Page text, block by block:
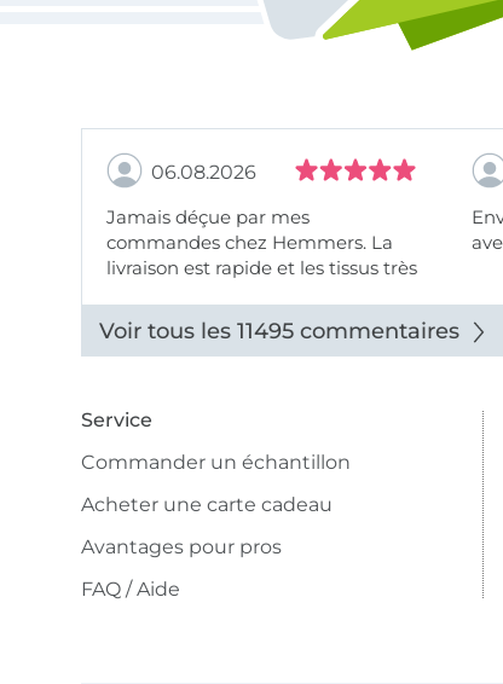
06.08.2026
Jamais déçue par mes
commandes chez Hemmers. La
livraison est rapide et les tissus très
Voir tous les 11495 commentaires
Service
Commander un échantillon
Acheter une carte cadeau
Avantages pour pros
FAQ / Aide